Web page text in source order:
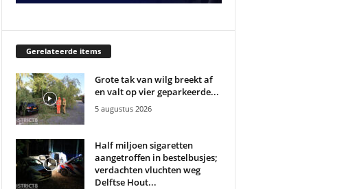
Gerelateerde items
Grote tak van wilg breekt af
en valt op vier geparkeerde...
5 augustus 2026
Half miljoen sigaretten
aangetroffen in bestelbusjes;
verdachten vluchten weg
Delftse Hout...